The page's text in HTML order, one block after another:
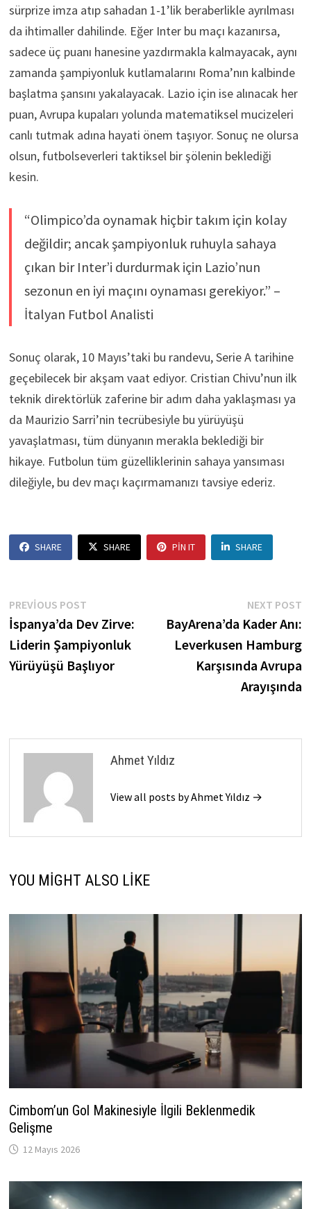
sürprize imza atıp sahadan 1-1’lik beraberlikle ayrılması
da ihtimaller dahilinde. Eğer Inter bu maçı kazanırsa,
sadece üç puanı hanesine yazdırmakla kalmayacak, aynı
zamanda şampiyonluk kutlamalarını Roma’nın kalbinde
başlatma şansını yakalayacak. Lazio için ise alınacak her
puan, Avrupa kupaları yolunda matematiksel mucizeleri
canlı tutmak adına hayati önem taşıyor. Sonuç ne olursa
olsun, futbolseverleri taktiksel bir şölenin beklediği
kesin.
“Olimpico’da oynamak hiçbir takım için kolay
değildir; ancak şampiyonluk ruhuyla sahaya
çıkan bir Inter’i durdurmak için Lazio’nun
sezonun en iyi maçını oynaması gerekiyor.” –
İtalyan Futbol Analisti
Sonuç olarak, 10 Mayıs’taki bu randevu, Serie A tarihine
geçebilecek bir akşam vaat ediyor. Cristian Chivu’nun ilk
teknik direktörlük zaferine bir adım daha yaklaşması ya
da Maurizio Sarri’nin tecrübesiyle bu yürüyüşü
yavaşlatması, tüm dünyanın merakla beklediği bir
hikaye. Futbolun tüm güzelliklerinin sahaya yansıması
dileğiyle, bu dev maçı kaçırmamanızı tavsiye ederiz.
SHARE SHARE PIN IT SHARE
Yazı
gezinmesi
PREVIOUS POSTPrevious
post:
İspanya’da Dev Zirve:
Liderin Şampiyonluk
Yürüyüşü Başlıyor
NEXT POST
BayArena’da Kader Anı:
Leverkusen Hamburg
Karşısında Avrupa
Arayışında
Ahmet Yıldız
View all posts by Ahmet Yıldız →
YOU MIGHT ALSO LIKE
Cimbom’un Gol Makinesiyle İlgili Beklenmedik
Gelişme
12 Mayıs 2026